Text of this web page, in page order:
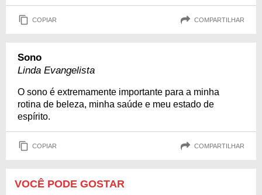
COPIAR COMPARTILHAR
Sono
Linda Evangelista
O sono é extremamente importante para a minha
rotina de beleza, minha saúde e meu estado de
espírito.
COPIAR COMPARTILHAR
VOCÊ PODE GOSTAR